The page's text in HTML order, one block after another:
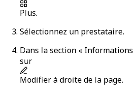
Plus.
Sélectionnez un prestataire.
Dans la section «
sur
Modifierà droite de la page.